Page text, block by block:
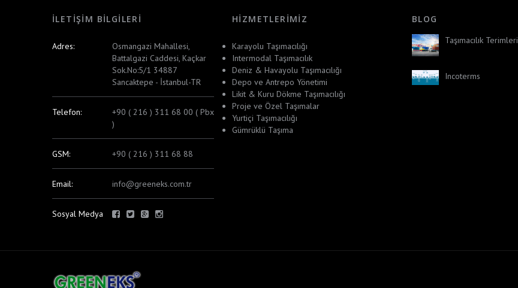
İLETIŞIM BILGILERI
Adres:
Osmangazi Mahallesi,
Battalgazi Caddesi, Kaçkar
Sok.No:5/1 34887
Sancaktepe - İstanbul-TR
Telefon:
+90 ( 216 ) 311 68 00 ( Pbx
)
GSM: +90 ( 216 ) 311 68 88
Email: info@greeneks.com.tr
Sosyal Medya
HIZMETLERIMIZ
Karayolu Taşımacılığı
Intermodal Taşımacılık
Deniz & Havayolu Taşımacılığı
Depo ve Antrepo Yönetimi
Likit & Kuru Dökme Taşımacılığı
Proje ve Özel Taşımalar
Yurtiçi Taşımacılığı
Gümrüklü Taşıma
BLOG
Taşımacılık Terimleri
Incoterms